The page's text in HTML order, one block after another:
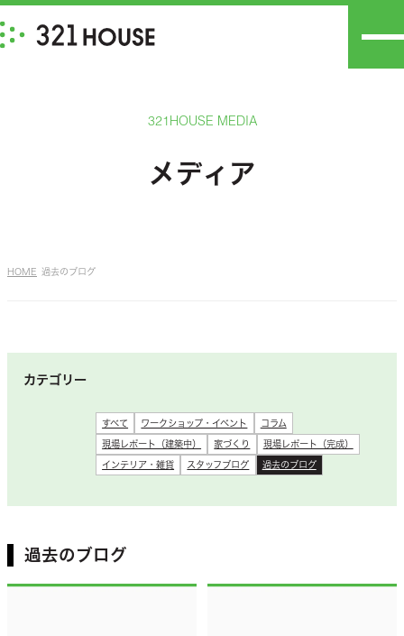
321HOUSE MEDIA
メディア
HOME 過去のブログ
カテゴリー
すべて ワークショップ・イベント コラム
現場レポート（建築中） 家づくり 現場レポート（完成）
インテリア・雑貨 スタッフブログ 過去のブログ
過去のブログ